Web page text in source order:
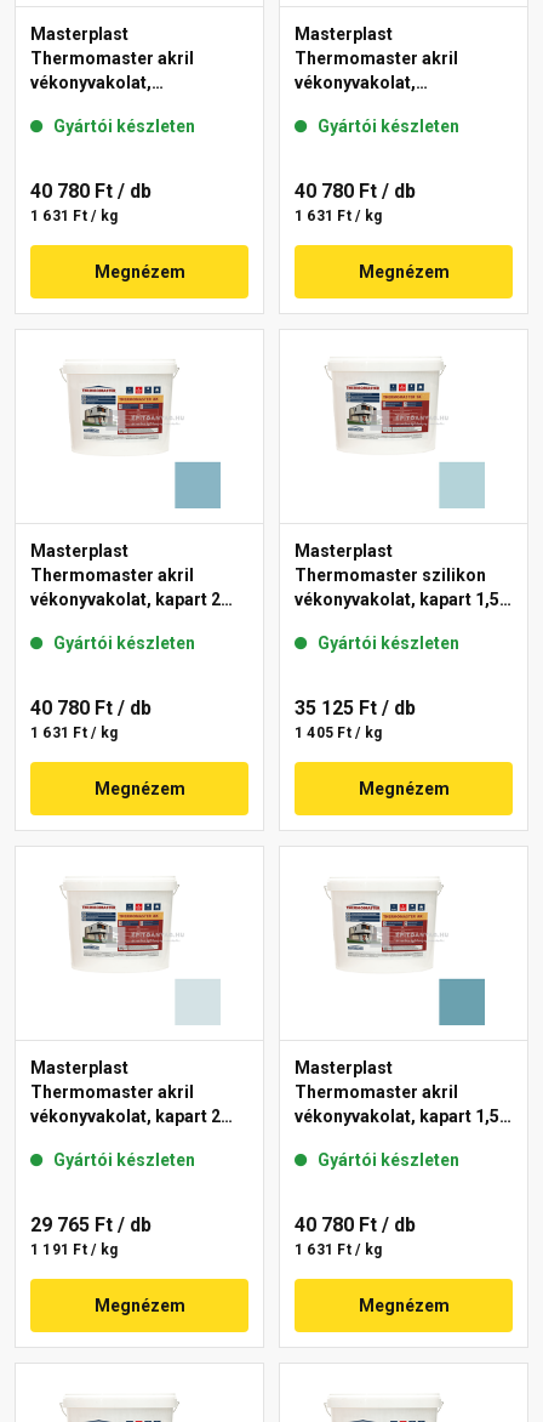
Masterplast
Thermomaster akril
vékonyvakolat,
36-D 25 kg
Gyártói készleten
40 780 Ft / db
1 631 Ft / kg
Megnézem
Masterplast
Thermomaster akril
vékonyvakolat,
36-C 25 kg
Gyártói készleten
40 780 Ft / db
1 631 Ft / kg
Megnézem
Masterplast
Thermomaster akril
vékonyvakolat, kapart 2
Gyártói készleten
40 780 Ft / db
1 631 Ft / kg
Megnézem
Masterplast
Thermomaster szilikon
vékonyvakolat, kapart 1,5
Gyártói készleten
35 125 Ft / db
1 405 Ft / kg
Megnézem
Masterplast
Thermomaster akril
vékonyvakolat, kapart 2
Gyártói készleten
29 765 Ft / db
1 191 Ft / kg
Megnézem
Masterplast
Thermomaster akril
vékonyvakolat, kapart 1,5
Gyártói készleten
40 780 Ft / db
1 631 Ft / kg
Megnézem